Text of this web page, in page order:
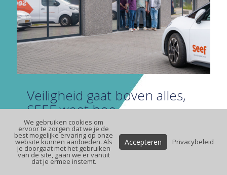
Veiligheid gaat boven alles,
SEEF weet hoe
Projectleiders Jan-Willem Hendriks en Sander Smits,
samen met directeur-eigenaar Marty Bus (v.l.n.r.)
Veiligheid gaat boven alles. Dat geldt voor elk gebouw
en voor alle gebruikers ervan. Of het nu gaat om een
fabriekshal, een winkelpand, kantoor,
We gebruiken cookies om
ervoor te zorgen dat we je de
best mogelijke ervaring op onze
website kunnen aanbieden. Als
je doorgaat met het gebruiken
van de site, gaan we er vanuit
dat je ermee instemt.
Accepteren Privacybeleid